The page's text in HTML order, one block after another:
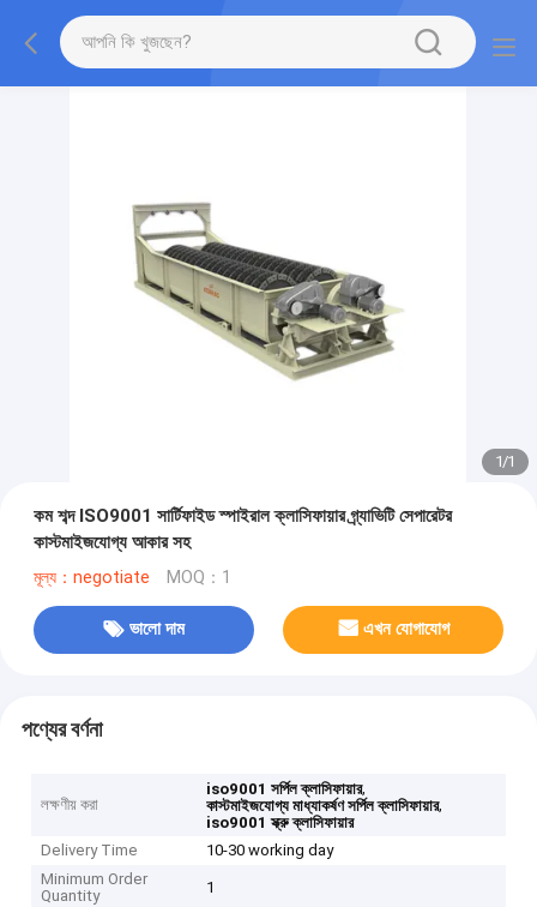
1/1
কম শব্দ ISO9001 সার্টিফাইড স্পাইরাল ক্লাসিফায়ার গ্র্যাভিটি সেপারেটর
কাস্টমাইজযোগ্য আকার সহ
মূল্য：negotiate MOQ：1
ভালো দাম এখন যোগাযোগ
পণ্যের বর্ণনা
লক্ষণীয় করা
iso9001 সর্পিল ক্লাসিফায়ার,
কাস্টমাইজযোগ্য মাধ্যাকর্ষণ সর্পিল ক্লাসিফায়ার,
iso9001 স্ক্রু ক্লাসিফায়ার
Delivery Time
10-30 working day
Minimum Order
Quantity
1